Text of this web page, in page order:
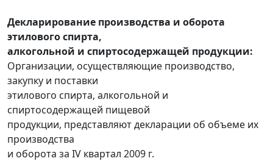
Декларирование производства и оборота
этилового спирта,
алкогольной и спиртосодержащей продукции:
Организации, осуществляющие производство,
закупку и поставки
этилового спирта, алкогольной и
спиртосодержащей пищевой
продукции, представляют декларации об объеме их
производства
и оборота за IV квартал 2009 г.